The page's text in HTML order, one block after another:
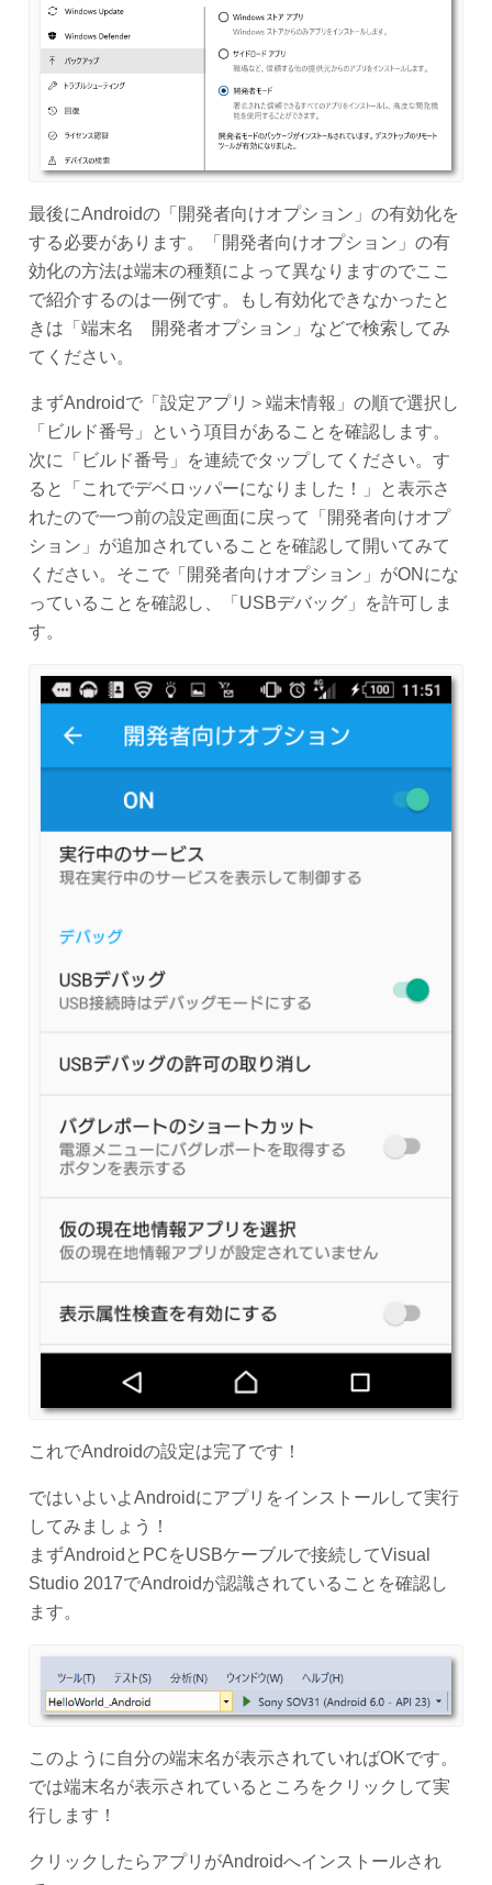
最後にAndroidの「開発者向けオプション」の有効化を
する必要があります。「開発者向けオプション」の有
効化の方法は端末の種類によって異なりますのでここ
で紹介するのは一例です。もし有効化できなかったと
きは「端末名 開発者オプション」などで検索してみ
てください。
まずAndroidで「設定アプリ＞端末情報」の順で選択し
「ビルド番号」という項目があることを確認します。
次に「ビルド番号」を連続でタップしてください。す
ると「これでデベロッパーになりました！」と表示さ
れたので一つ前の設定画面に戻って「開発者向けオプ
ション」が追加されていることを確認して開いてみて
ください。そこで「開発者向けオプション」がONにな
っていることを確認し、「USBデバッグ」を許可しま
す。
これでAndroidの設定は完了です！
ではいよいよAndroidにアプリをインストールして実行
してみましょう！
まずAndroidとPCをUSBケーブルで接続してVisual
Studio 2017でAndroidが認識されていることを確認し
ます。
このように自分の端末名が表示されていればOKです。
では端末名が表示されているところをクリックして実
行します！
クリックしたらアプリがAndroidへインストールされ